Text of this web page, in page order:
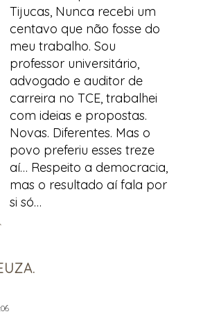
Tijucas, Nunca recebi um
centavo que não fosse do
meu trabalho. Sou
professor universitário,
advogado e auditor de
carreira no TCE, trabalhei
com ideias e propostas.
Novas. Diferentes. Mas o
povo preferiu esses treze
aí… Respeito a democracia,
mas o resultado aí fala por
si só…